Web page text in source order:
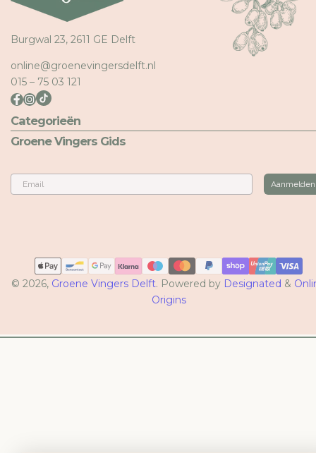
Burgwal 23, 2611 GE Delft
online@groenevingersdelft.nl
015 – 75 03 121
Categorieën
Groene Vingers Gids
Email
Aanmelden
© 2026, Groene Vingers Delft. Powered by Designated &
Origins
Betaalmethoden